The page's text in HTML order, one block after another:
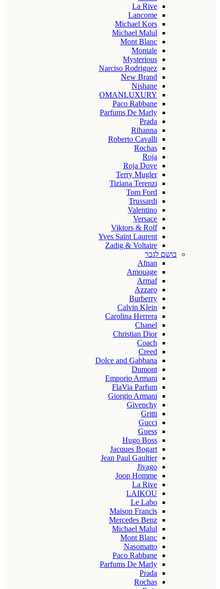
La Rive
Lancome
Michael Kors
Michael Malul
Mont Blanc
Montale
Mysterious
Narciso Rodriguez
New Brand
Nishane
OMANLUXURY
Paco Rabbane
Parfums De Marly
Prada
Rihanna
Roberto Cavalli
Rochas
Roja
Roja Dove
Terry Mugler
Tiziana Terenzi
Tom Ford
Trussardi
Valentino
Versace
Viktors & Rolf
Yves Saint Laurent
Zadig & Voltaire
בושם לגבר
Afnan
Amouage
Armaf
Azzaro
Burberry
Calvin Klein
Carolina Herrera
Chanel
Christian Dior
Coach
Creed
Dolce and Gabbana
Dumont
Emporio Armani
FlaVia Parfum
Giorgio Armani
Givenchy
Gritti
Gucci
Guess
Hugo Boss
Jacques Bogart
Jean Paul Gaultier
Jivago
Joop Homme
La Rive
LAIKOU
Le Labo
Maison Francis
Mercedes Benz
Michael Malul
Mont Blanc
Nasomatto
Paco Rabbane
Parfums De Marly
Prada
Rochas